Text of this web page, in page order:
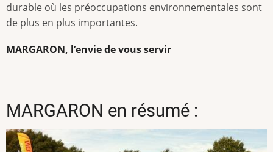
durable où les préoccupations environnementales sont
de plus en plus importantes.
MARGARON, l’envie de vous servir
MARGARON en résumé :